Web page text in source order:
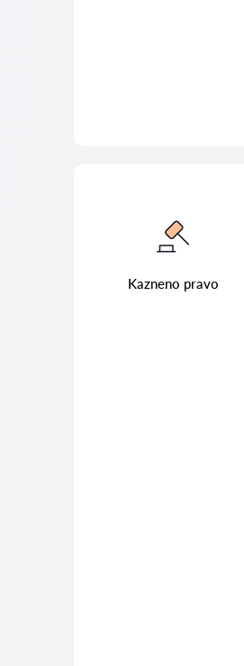
Kazneno pravo